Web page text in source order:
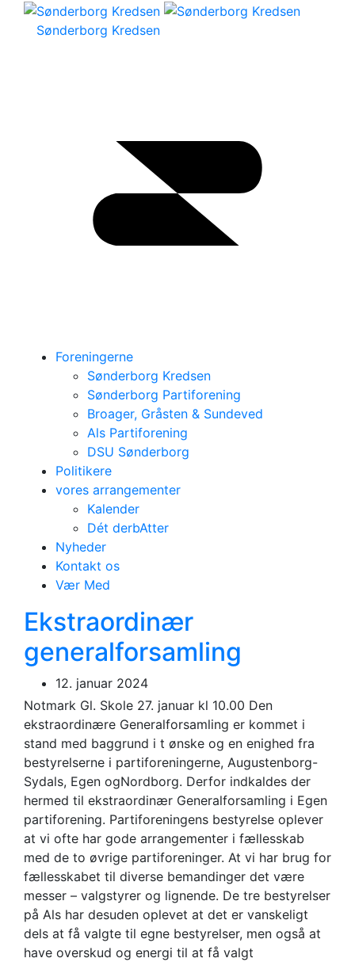
Sønderborg Kredsen
Foreningerne
Sønderborg Kredsen
Sønderborg Partiforening
Broager, Gråsten & Sundeved
Als Partiforening
DSU Sønderborg
Politikere
vores arrangementer
Kalender
Dét derbAtter
Nyheder
Kontakt os
Vær Med
Sønderborg
Nyheder
Ekstraordinær
generalforsamling
12. januar 2024
Notmark Gl. Skole 27. januar kl 10.00 Den
ekstraordinære Generalforsamling er kommet i
stand med baggrund i t ønske og en enighed fra
bestyrelserne i partiforeningerne, Augustenborg-
Sydals, Egen ogNordborg. Derfor indkaldes der
hermed til ekstraordinær Generalforsamling i Egen
partiforening. Partiforeningens bestyrelse oplever
at vi ofte har gode arrangementer i fællesskab
med de to øvrige partiforeninger. At vi har brug for
fællesskabet til diverse bemandinger det være
messer – valgstyrer og lignende. De tre bestyrelser
på Als har desuden oplevet at det er vanskeligt
dels at få valgte til egne bestyrelser, men også at
have overskud og energi til at få valgt